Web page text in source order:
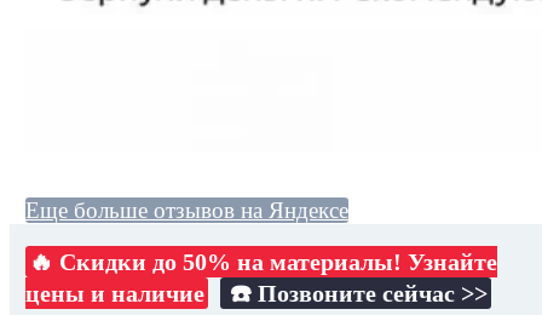
Еще больше отзывов на Яндексе
🔥 Скидки до 50% на материалы! Узнайте
цены и наличие
☎️ Позвоните сейчас >>